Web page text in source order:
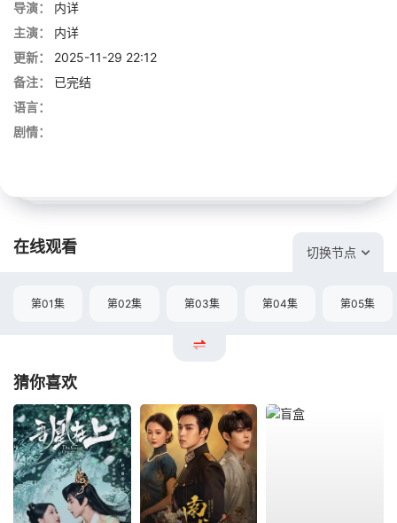
导演：
内详
主演：
内详
更新：
2025-11-29 22:12
备注：
已完结
语言：
剧情：
在线观看 切换节点
第01集 第02集 第03集 第04集 第05集
猜你喜欢